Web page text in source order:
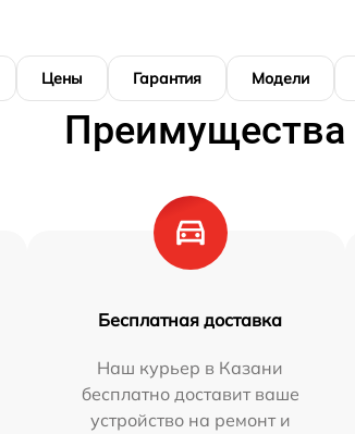
Цены Гарантия Модели
Преимущества
Бесплатная доставка
Наш курьер в Казани
бесплатно доставит ваше
устройство на ремонт и